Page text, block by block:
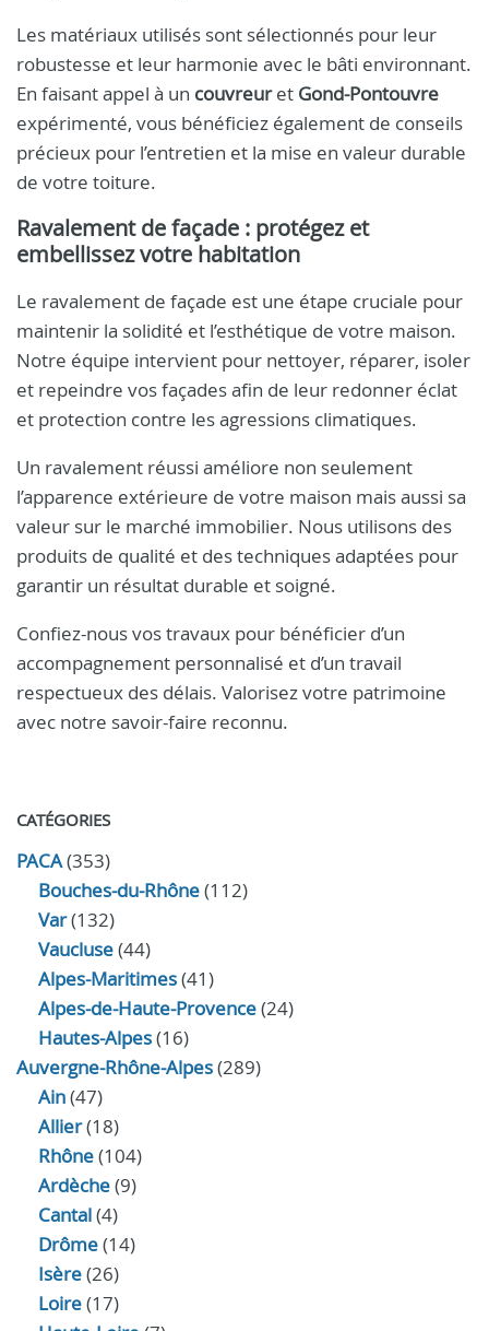
Les matériaux utilisés sont sélectionnés pour leur
robustesse et leur harmonie avec le bâti environnant.
En faisant appel à un couvreuret Gond-Pontouvre
expérimenté, vous bénéficiez également de conseils
précieux pour l’entretien et la mise en valeur durable
de votre toiture.
Ravalement de façade : protégez et
embellissez votre habitation
Le ravalement de façade est une étape cruciale pour
maintenir la solidité et l’esthétique de votre maison.
Notre équipe intervient pour nettoyer, réparer, isoler
et repeindre vos façades afin de leur redonner éclat
et protection contre les agressions climatiques.
Un ravalement réussi améliore non seulement
l’apparence extérieure de votre maison mais aussi sa
valeur sur le marché immobilier. Nous utilisons des
produits de qualité et des techniques adaptées pour
garantir un résultat durable et soigné.
Confiez-nous vos travaux pour bénéficier d’un
accompagnement personnalisé et d’un travail
respectueux des délais. Valorisez votre patrimoine
avec notre savoir-faire reconnu.
CATÉGORIES
PACA(353)
Bouches-du-Rhône(112)
Var(132)
Vaucluse(44)
Alpes-Maritimes(41)
Alpes-de-Haute-Provence(24)
Hautes-Alpes(16)
Auvergne-Rhône-Alpes(289)
Ain(47)
Allier(18)
Rhône(104)
Ardèche(9)
Cantal(4)
Drôme(14)
Isère(26)
Loire(17)